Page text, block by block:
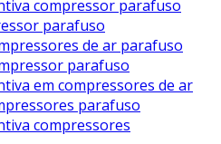
compressor parafuso
parafuso
de ar parafuso
parafuso
em compressores de ar
parafuso
compressores